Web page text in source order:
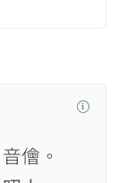
音儈。